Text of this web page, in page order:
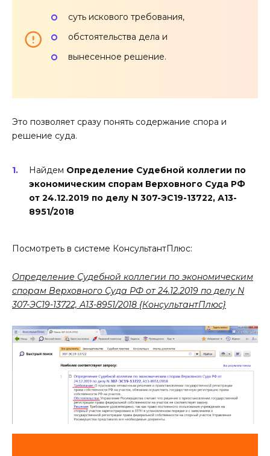
суть искового требования,
обстоятельства дела и
вынесенное решение.
Это позволяет сразу понять содержание спора и
решение суда.
Найдем Определение Судебной коллегии по
экономическим спорам Верховного Суда РФ
от 24.12.2019 по делу N 307-ЭС19-13722, А13-
8951/2018
Посмотреть в системе КонсультантПлюс:
Определение Судебной коллегии по экономическим
спорам Верховного Суда РФ от 24.12.2019 по делу N
307-ЭС19-13722, А13-8951/2018 {КонсультантПлюс}